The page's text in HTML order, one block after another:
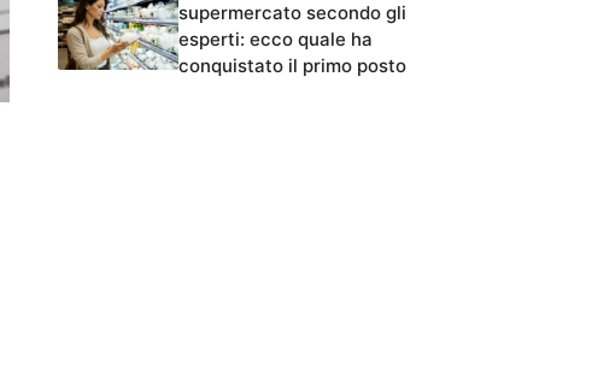
supermercato secondo gli
esperti: ecco quale ha
conquistato il primo posto